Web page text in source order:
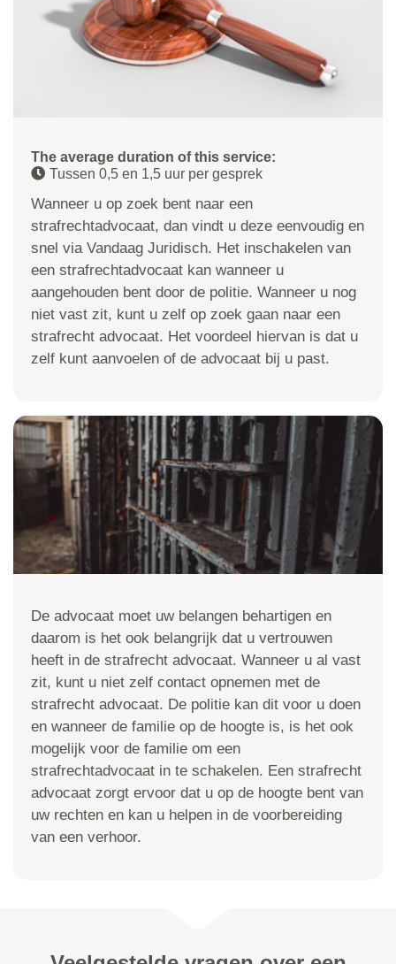
The average duration of this service:
Tussen 0,5 en 1,5 uur per gesprek
Wanneer u op zoek bent naar een
strafrechtadvocaat, dan vindt u deze eenvoudig en
snel via Vandaag Juridisch. Het inschakelen van
een strafrechtadvocaat kan wanneer u
aangehouden bent door de politie. Wanneer u nog
niet vast zit, kunt u zelf op zoek gaan naar een
strafrecht advocaat. Het voordeel hiervan is dat u
zelf kunt aanvoelen of de advocaat bij u past.
De advocaat moet uw belangen behartigen en
daarom is het ook belangrijk dat u vertrouwen
heeft in de strafrecht advocaat. Wanneer u al vast
zit, kunt u niet zelf contact opnemen met de
strafrecht advocaat. De politie kan dit voor u doen
en wanneer de familie op de hoogte is, is het ook
mogelijk voor de familie om een
strafrechtadvocaat in te schakelen. Een strafrecht
advocaat zorgt ervoor dat u op de hoogte bent van
uw rechten en kan u helpen in de voorbereiding
van een verhoor.